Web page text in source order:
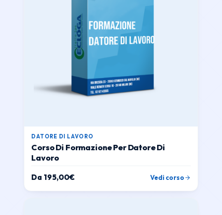
DATORE DI LAVORO
Corso Di Formazione Per Datore Di
Lavoro
Da 195,00€ Vedi corso